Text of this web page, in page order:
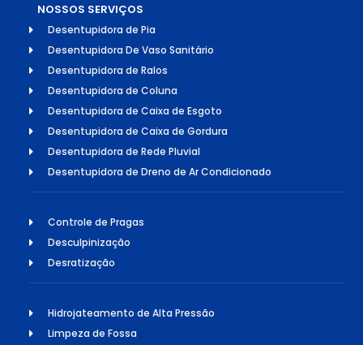
NOSSOS SERVIÇOS
Desentupidora de Pia
Desentupidora De Vaso Sanitário
Desentupidora de Ralos
Desentupidora de Coluna
Desentupidora de Caixa de Esgoto
Desentupidora de Caixa de Gordura
Desentupidora de Rede Pluvial
Desentupidora de Dreno de Ar Condicionado
Controle de Pragas
Desculpinização
Desratização
Hidrojateamento de Alta Pressão
Limpeza de Fossa